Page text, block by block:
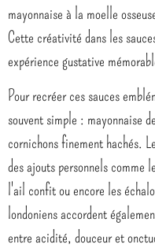
mayonnaise à la moelle
Cette créativité dans les
expérience gustative
Pour recréer ces sauces
souvent simple : mayonnaise
cornichons finement hachés.
des ajouts personnels comme
l'ail confit ou encore les
londoniens accordent
entre acidité, douceur et